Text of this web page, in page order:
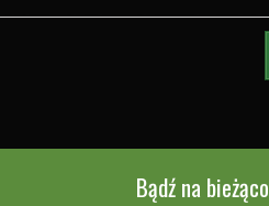
Bądź na bieżąco